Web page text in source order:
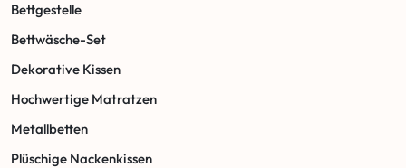
Bettgestelle
Bettwäsche-Set
Dekorative Kissen
Hochwertige Matratzen
Metallbetten
Plüschige Nackenkissen